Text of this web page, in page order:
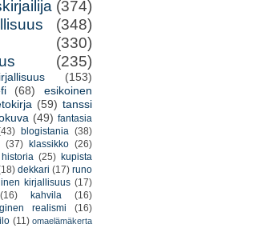
(374)
(348)
(330)
(235)
(153)
(68)
esikoinen
(59) tanssi
(49) fantasia
blogistania (38)
(37) klassikko (26)
historia (25) kupista
dekkari (17) runo
kirjallisuus (17)
(16) kahvila
(16)
realismi
(16)
ilo (11) omaelämäkerta